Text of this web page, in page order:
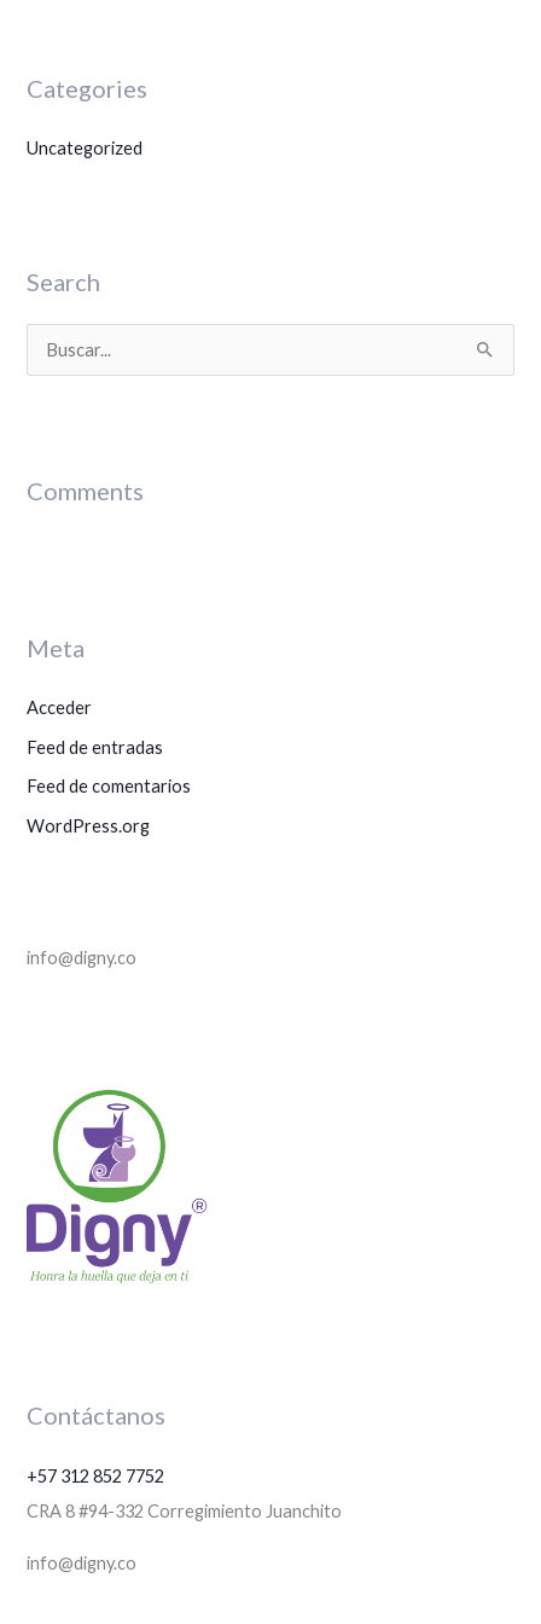
Categories
Uncategorized
Search
a
r
Comments
Meta
Acceder
Feed de entradas
Feed de comentarios
WordPress.org
info@digny.co
Contáctanos
+57 312 852 7752
CRA 8 #94-332 Corregimiento Juanchito
info@digny.co